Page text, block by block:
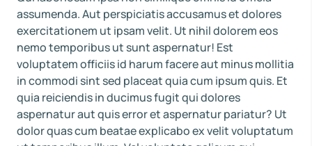
assumenda. Aut perspiciatis accusamus et dolores
exercitationem ut ipsam velit. Ut nihil dolorem eos
nemo temporibus ut sunt aspernatur! Est
voluptatem officiis id harum facere aut minus mollitia
in commodi sint sed placeat quia cum ipsum quis. Et
quia reiciendis in ducimus fugit qui dolores
aspernatur aut quis error et aspernatur pariatur? Ut
dolor quas cum beatae explicabo ex velit voluptatum